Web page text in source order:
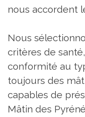
nous accordent
Nous
critères de
conformité au
toujours des
capables de
Mâtin des